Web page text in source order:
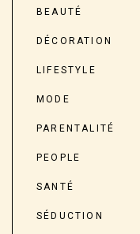
BEAUTÉ
DÉCORATION
LIFESTYLE
MODE
PARENTALITÉ
PEOPLE
SANTÉ
SÉDUCTION